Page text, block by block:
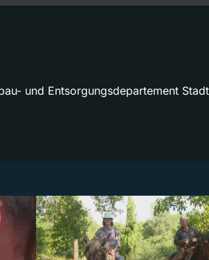
und Entsorgungsdepartement